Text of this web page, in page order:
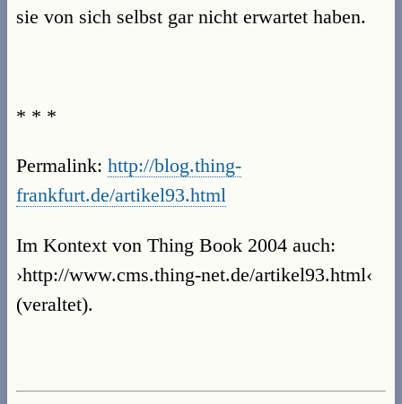
sie von sich selbst gar nicht erwartet haben.
* * *
Permalink: http://blog.thing-
frankfurt.de/artikel93.html
Im Kontext von Thing Book 2004 auch:
›http://www.cms.thing-net.de/artikel93.html‹
(veraltet).